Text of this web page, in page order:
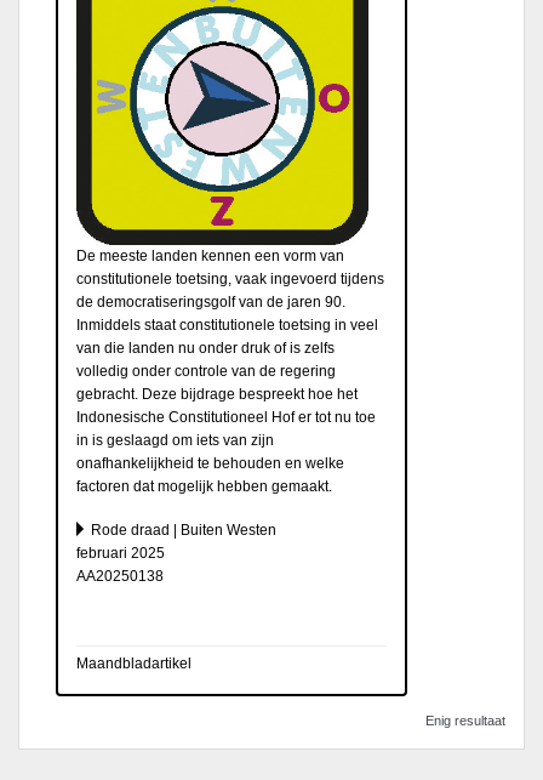
De meeste landen kennen een vorm van
constitutionele toetsing, vaak ingevoerd tijdens
de democratiseringsgolf van de jaren 90.
Inmiddels staat constitutionele toetsing in veel
van die landen nu onder druk of is zelfs
volledig onder controle van de regering
gebracht. Deze bijdrage bespreekt hoe het
Indonesische Constitutioneel Hof er tot nu toe
in is geslaagd om iets van zijn
onafhankelijkheid te behouden en welke
factoren dat mogelijk hebben gemaakt.
Rode draad | Buiten Westen
februari 2025
AA20250138
Maandbladartikel
Enig resultaat